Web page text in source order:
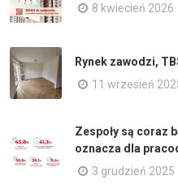
8 kwiecień 2026
Rynek zawodzi,
11 wrzesień
Zespoły są coraz
oznacza dla
3 grudzień 2025